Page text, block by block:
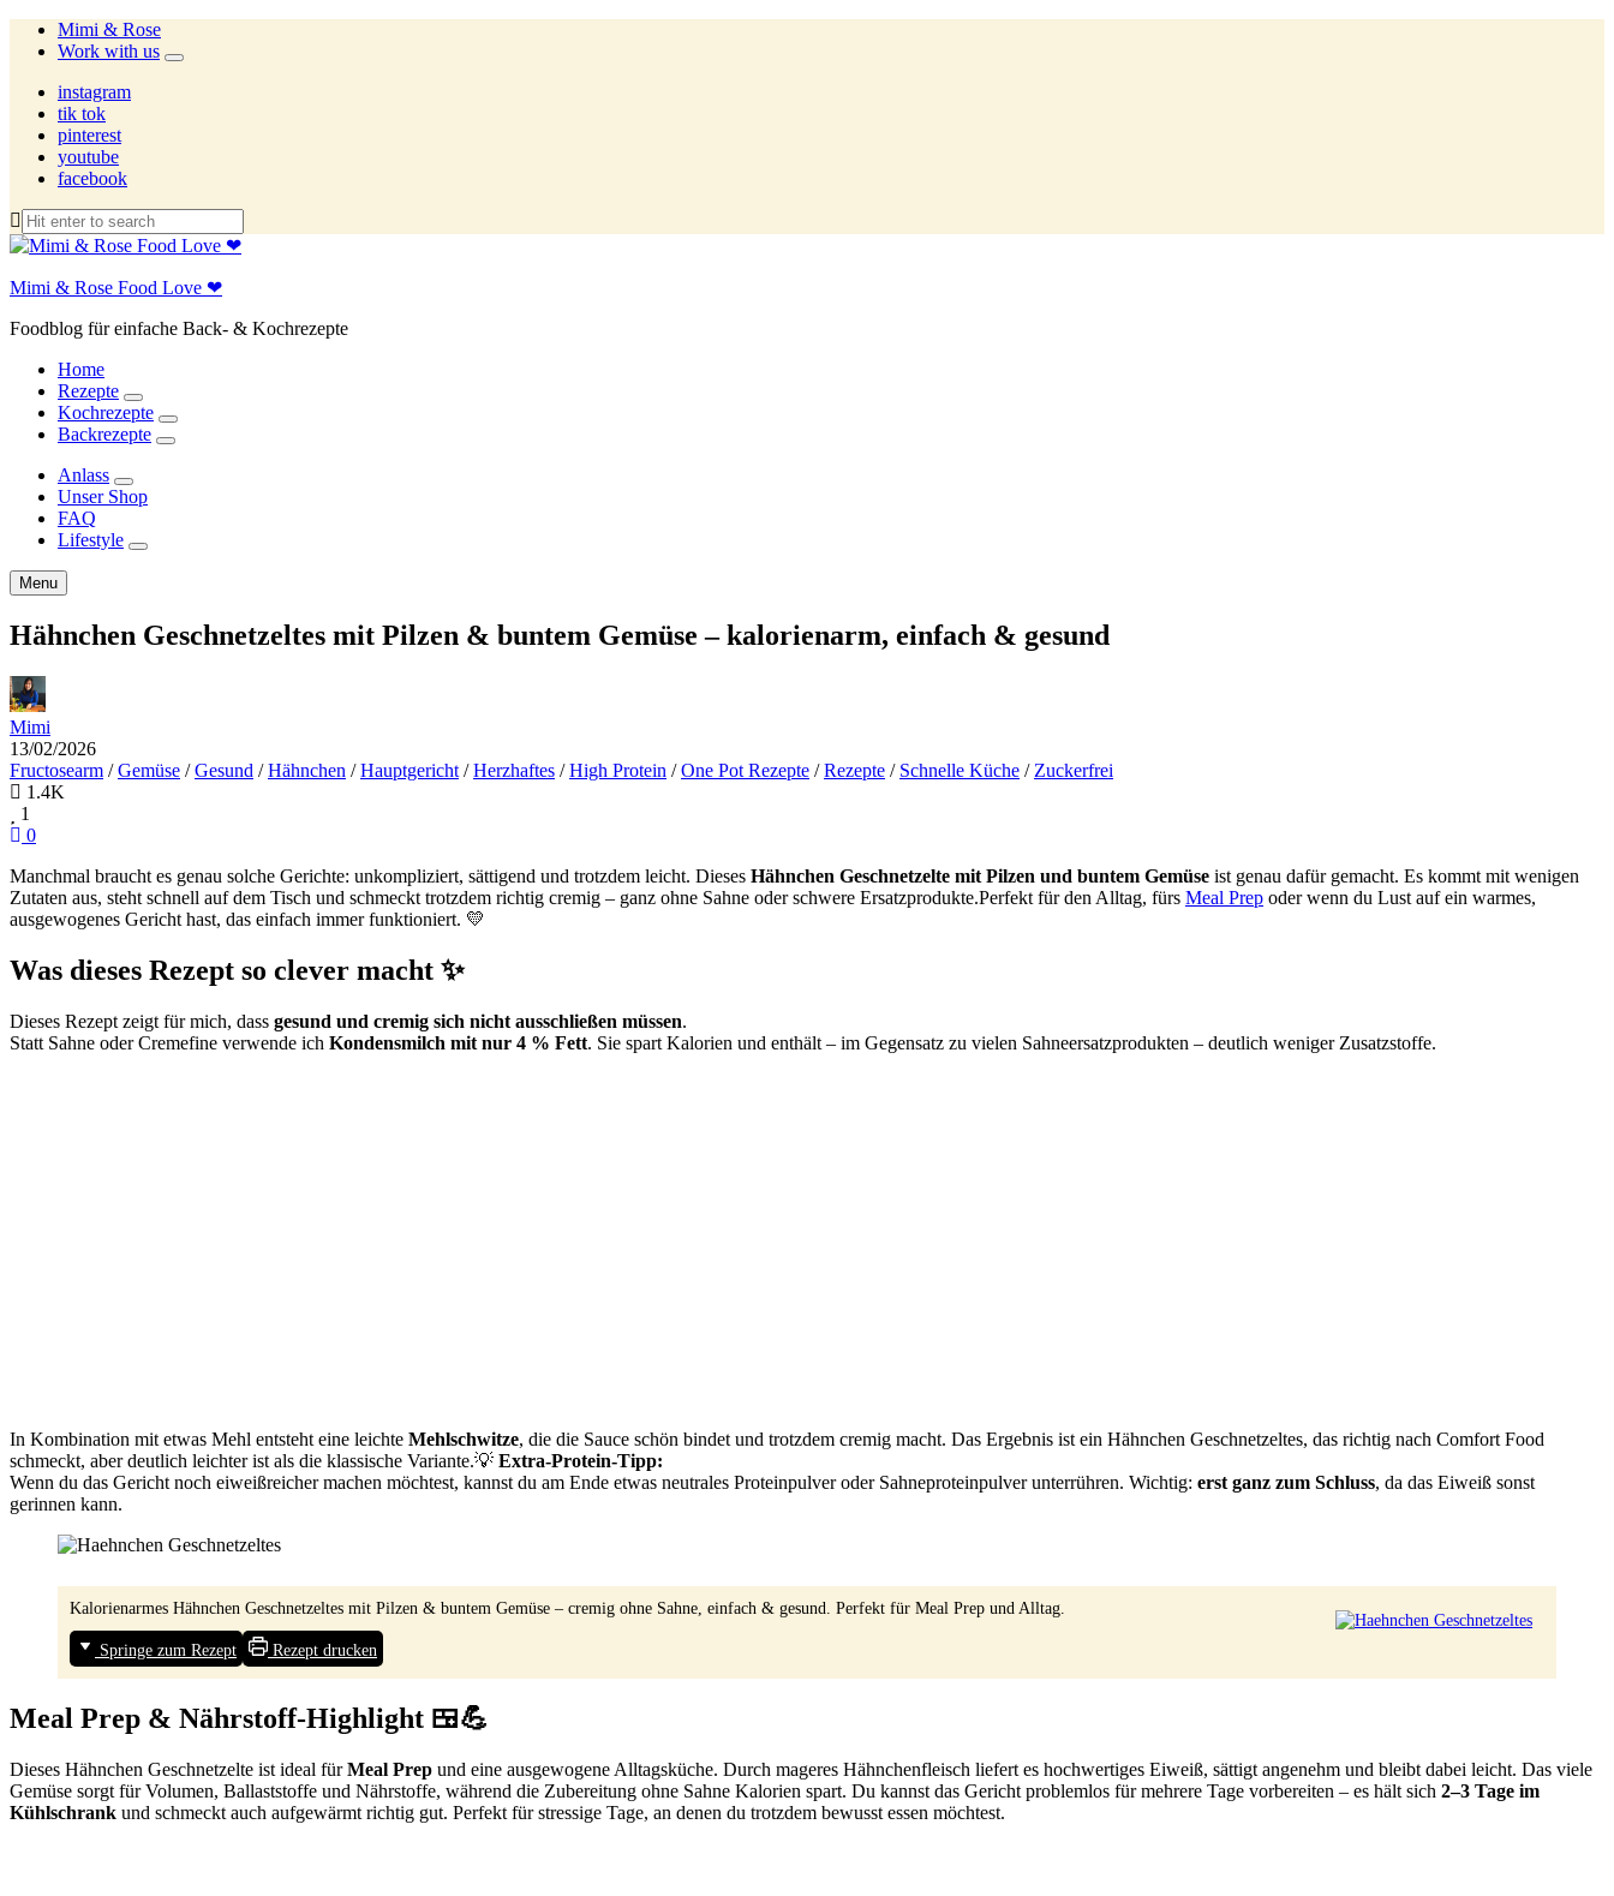
Mimi & Rose
Work with us
expand
instagram
tik tok
pinterest
youtube
facebook
Mimi & Rose Food Love ❤
Foodblog für einfache Back- & Kochrezepte
Home
Rezepte
expand
child
menu
Kochrezepte
expand
child
Backrezepte
expand
Anlass
expand
child
Unser Shop
FAQ
Lifestyle
expand
Search
Menu
Hähnchen Geschnetzeltes mit Pilzen & buntem Gemüse – kalorienarm, einfach & gesund
Mimi
13/02/2026
Fructosearm /Gemüse /Gesund /Hähnchen /Hauptgericht /Herzhaftes /High Protein /One Pot Rezepte /Rezepte / Schnelle Küche / Zuckerfrei
1.4K
1
0
Manchmal braucht es genau solche Gerichte: unkompliziert, sättigend und trotzdem leicht. Dieses Hähnchen Geschnetzelte mit Pilzen und buntem Gemüse ist genau dafür gemacht. Es kommt mit wenigen
Zutaten aus, steht schnell auf dem Tisch und schmeckt trotzdem richtig cremig – ganz ohne Sahne oder schwere Ersatzprodukte.Perfekt für den Alltag, fürs Meal Prep oder wenn du Lust auf ein warmes,
ausgewogenes Gericht hast, das einfach immer funktioniert. 💛
Was dieses Rezept so clever macht ✨
Dieses Rezept zeigt für mich, dass gesund und cremig sich nicht ausschließen müssen.
Statt Sahne oder Cremefine verwende ich Kondensmilch mit nur 4 % Fett. Sie spart Kalorien und enthält – im Gegensatz zu vielen Sahneersatzprodukten – deutlich weniger Zusatzstoffe.
In Kombination mit etwas Mehl entsteht eine leichte Mehlschwitze, die die Sauce schön bindet und trotzdem cremig macht. Das Ergebnis ist ein Hähnchen Geschnetzeltes, das richtig nach Comfort Food
schmeckt, aber deutlich leichter ist als die klassische Variante.💡 Extra-Protein-Tipp:
Wenn du das Gericht noch eiweißreicher machen möchtest, kannst du am Ende etwas neutrales Proteinpulver oder Sahneproteinpulver unterrühren. Wichtig: erst ganz zum Schluss, da das Eiweiß sonst
gerinnen kann.
Kalorienarmes Hähnchen Geschnetzeltes mit Pilzen & buntem Gemüse – cremig ohne Sahne, einfach & gesund. Perfekt für Meal Prep und Alltag.
Springe zum Rezept Rezept drucken
Meal Prep & Nährstoff-Highlight 🍱💪
Dieses Hähnchen Geschnetzelte ist ideal fürMeal Prep und eine ausgewogene Alltagsküche. Durch mageres Hähnchenfleisch liefert es hochwertiges Eiweiß, sättigt angenehm und bleibt dabei leicht. Das viele
Gemüse sorgt für Volumen, Ballaststoffe und Nährstoffe, während die Zubereitung ohne Sahne Kalorien spart. Du kannst das Gericht problemlos für mehrere Tage vorbereiten – es hält sich 2–3 Tage im
Kühlschrank und schmeckt auch aufgewärmt richtig gut. Perfekt für stressige Tage, an denen du trotzdem bewusst essen möchtest.